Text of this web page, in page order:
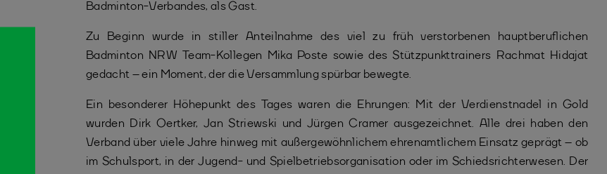
Badminton-Verbandes, als Gast.
Zu Beginn wurde in stiller Anteilnahme des viel zu früh verstorbenen hauptberuflichen
Badminton NRW Team-Kollegen Mika Poste sowie des Stützpunkttrainers Rachmat Hidajat
gedacht – ein Moment, der die Versammlung spürbar bewegte.
Ein besonderer Höhepunkt des Tages waren die Ehrungen: Mit der Verdienstnadel in Gold
wurden Dirk Oertker, Jan Striewski und Jürgen Cramer ausgezeichnet. Alle drei haben den
Verband über viele Jahre hinweg mit außergewöhnlichem ehrenamtlichem Einsatz geprägt – ob
im Schulsport, in der Jugend- und Spielbetriebsorganisation oder im Schiedsrichterwesen. Der